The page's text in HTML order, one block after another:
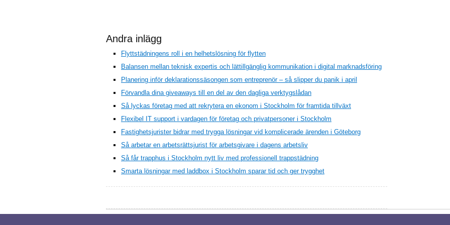
Andra inlägg
Flyttstädningens roll i en helhetslösning för flytten
Balansen mellan teknisk expertis och lättillgänglig kommunikation i digital marknadsföring
Planering inför deklarationssäsongen som entreprenör – så slipper du panik i april
Förvandla dina giveaways till en del av den dagliga verktygslådan
Så lyckas företag med att rekrytera en ekonom i Stockholm för framtida tillväxt
Flexibel IT support i vardagen för företag och privatpersoner i Stockholm
Fastighetsjurister bidrar med trygga lösningar vid komplicerade ärenden i Göteborg
Så arbetar en arbetsrättsjurist för arbetsgivare i dagens arbetsliv
Så får trapphus i Stockholm nytt liv med professionell trappstädning
Smarta lösningar med laddbox i Stockholm sparar tid och ger trygghet